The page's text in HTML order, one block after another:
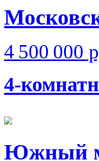
4 500 000
4-
Южный